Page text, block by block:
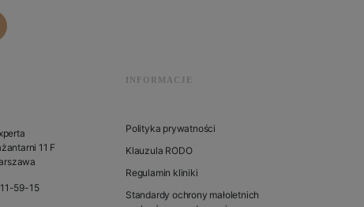
11 F
59-15
INFORMACJE
Polityka prywatności
Klauzula RODO
Regulamin kliniki
Standardy ochrony małoletnich